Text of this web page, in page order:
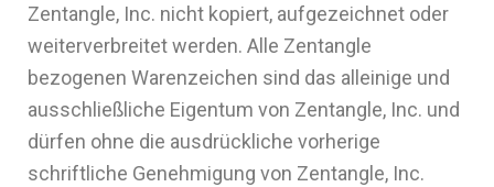
Zentangle, Inc. nicht kopiert, aufgezeichnet oder
weiterverbreitet werden. Alle Zentangle
bezogenen Warenzeichen sind das alleinige und
ausschließliche Eigentum von Zentangle, Inc. und
dürfen ohne die ausdrückliche vorherige
schriftliche Genehmigung von Zentangle, Inc.